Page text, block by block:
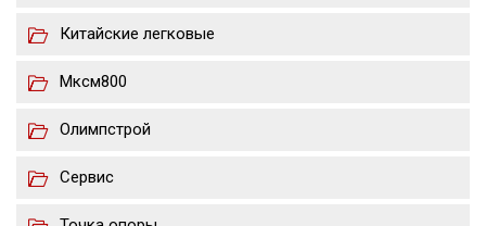
Китайские легковые
Мксм800
Олимпстрой
Сервис